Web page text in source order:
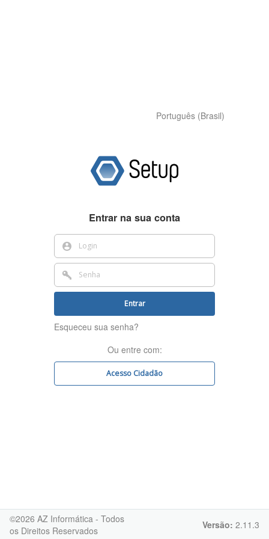
Português (Brasil)
Entrar na sua conta
Entrar
Esqueceu sua senha?
Ou entre com
Acesso Cidadão
©2026 AZ Informática - Todos
os Direitos Reservados
Versão: 2.11.3